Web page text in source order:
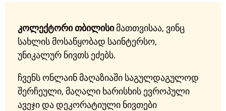
კოლექტორი თბილისიმათთვისაა, ვინც
სახლის მოსაწყობად საინტერსო,
უნიკალურ ნივთს ეძებს.
ჩვენს ონლაინ მაღაზიაში საგულდაგულოდ
შერჩეული, მაღალი ხარისხის ევროპული
ავეჯი და დეკორატიული ნივთები